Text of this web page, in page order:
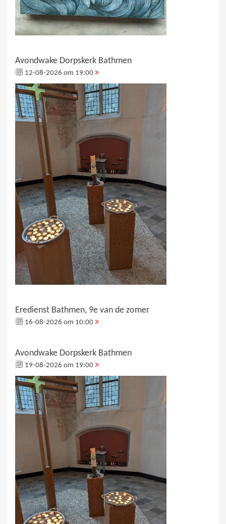
Avondwake Dorpskerk Bathmen
12-08-2026 om 19:00
Eredienst Bathmen, 9e van de zomer
16-08-2026 om 10:00
Avondwake Dorpskerk Bathmen
19-08-2026 om 19:00